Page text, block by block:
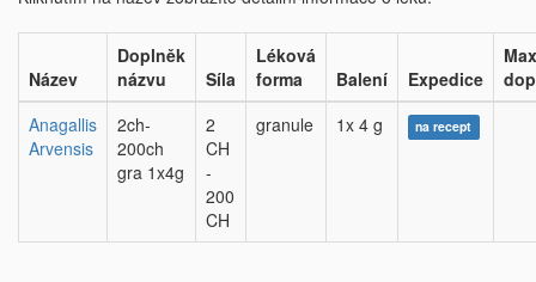
Název
Doplněk
názvu
Síla
Léková
forma
Balení Expedice
Anagallis
Arvensis
2ch-
200ch
gra 1x4g
2
CH
-
200
CH
granule 1x 4 g na recept